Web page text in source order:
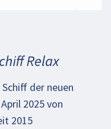
können
übermittelt
unseren
Relax
der neuen
2025 von
2015